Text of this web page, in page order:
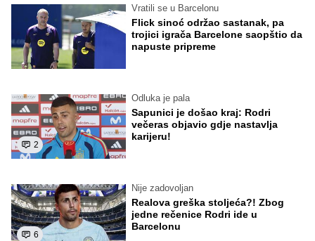
Vratili se u Barcelonu
Flick sinoć održao sastanak, pa
trojici igrača Barcelone saopštio da
napuste pripreme
2
Odluka je pala
Sapunici je došao kraj: Rodri
večeras objavio gdje nastavlja
karijeru!
6
Nije zadovoljan
Realova greška stoljeća?! Zbog
jedne rečenice Rodri ide u
Barcelonu